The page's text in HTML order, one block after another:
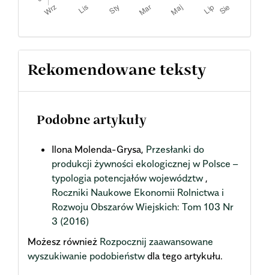
Rekomendowane teksty
Podobne artykuły
Ilona Molenda-Grysa, Przesłanki do
produkcji żywności ekologicznej w Polsce –
typologia potencjałów województw ,
Roczniki Naukowe Ekonomii Rolnictwa i
Rozwoju Obszarów Wiejskich: Tom 103 Nr
3 (2016)
Możesz również Rozpocznij zaawansowane
wyszukiwanie podobieństwdla tego artykułu.